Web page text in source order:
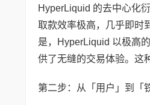
HyperLiquid 的去中心化
取款效率极高，几乎即时
是，HyperLiquid 以极高
供了无缝的交易体验。这
第二步：从「用户」到「